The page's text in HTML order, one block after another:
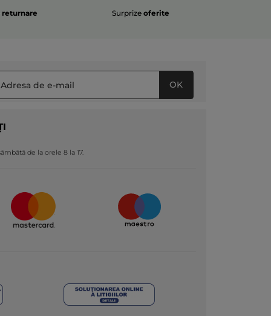
returnare Surprize oferite
OK
de la orele 8 la 17.